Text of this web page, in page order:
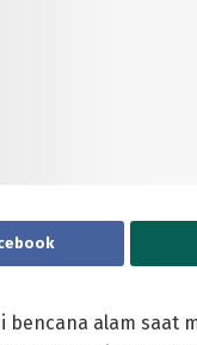
bencana alam saat